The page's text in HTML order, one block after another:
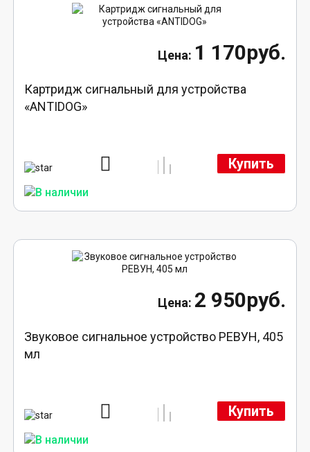
1 170руб.
Картридж сигнальный для устройства
«ANTIDOG»
Купить
2 950руб.
Звуковое сигнальное устройство РЕВУН, 405
мл
Купить